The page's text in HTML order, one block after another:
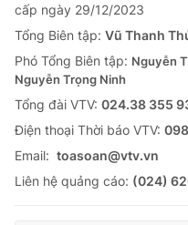
cấp ngày 29/12/2023
Tổng Biên tập: Vũ Thanh
Phó Tổng Biên tập: Nguyễn
Nguyễn Trọng Ninh
Tổng đài VTV: 024.38 355
Ðiện thoại Thời báo VTV:
Email: toasoan@vtv.vn
Liên hệ quảng cáo: (024)